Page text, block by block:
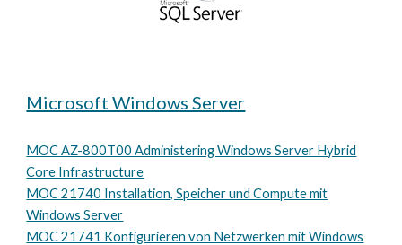
Microsoft Windows Server
MOC AZ-800T00 Administering Windows Server Hybrid
Core Infrastructure
MOC 21740 Installation, Speicher und Compute mit
Windows Server
MOC 21741 Konfigurieren von Netzwerken mit Windows